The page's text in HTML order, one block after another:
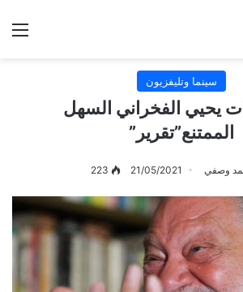
سينما وتليفزيون
يحيي الفخراني السهل
الممتنع”تقرير”
وصفي 21/05/2021
223